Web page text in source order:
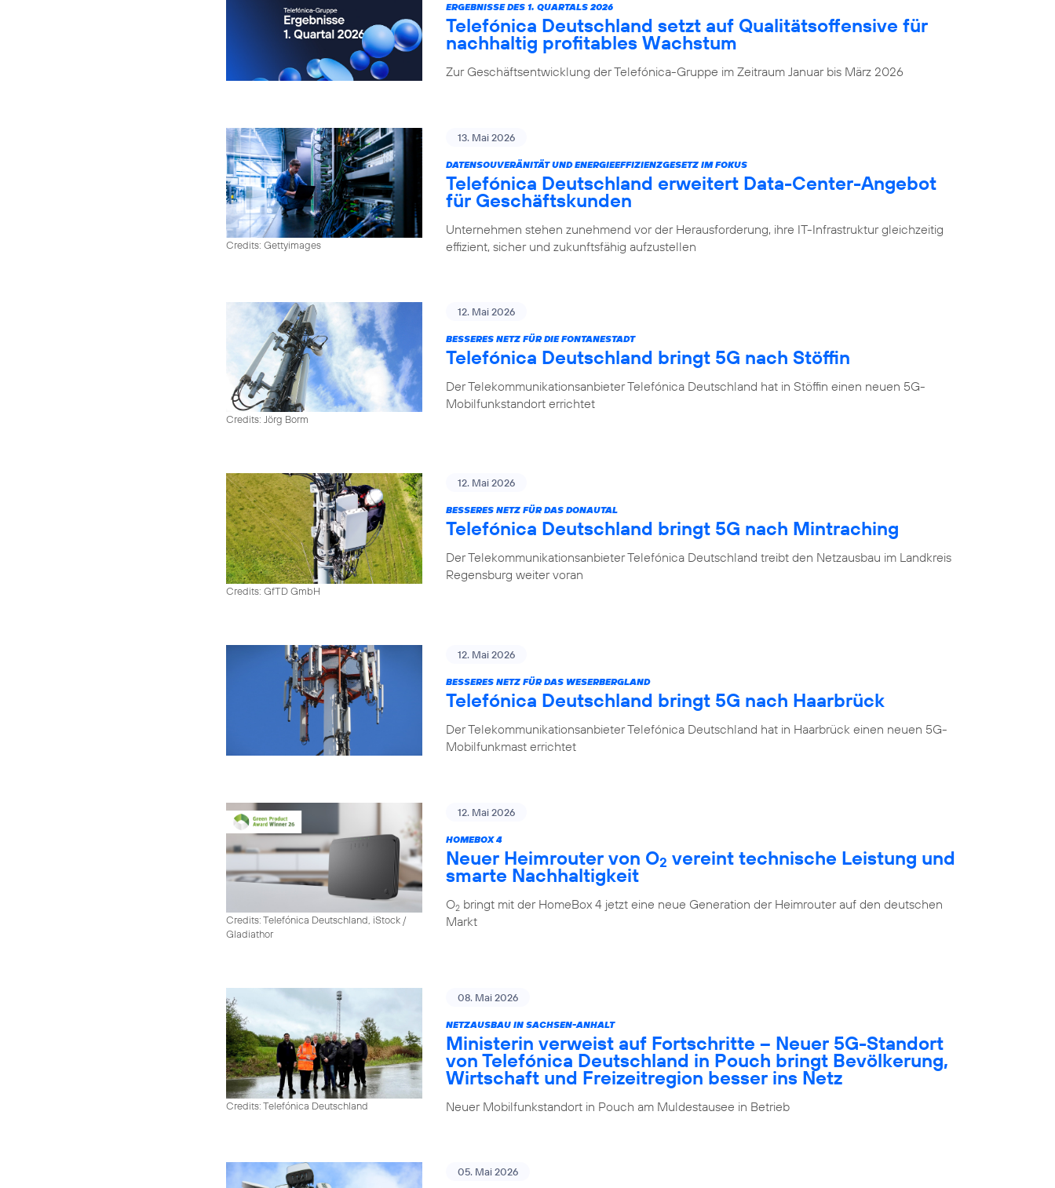
ERGEBNISSE DES 1. QUARTALS 2026
Telefónica Deutschland setzt auf Qualitätsoffensive für
nachhaltig profitables Wachstum
Zur Geschäftsentwicklung der Telefónica-Gruppe im Zeitraum Januar bis März 2026
Credits: Gettyimages
13. Mai 2026
DATENSOUVERÄNITÄT UND ENERGIEEFFIZIENZGESETZ IM FOKUS
Telefónica Deutschland erweitert Data-Center-Angebot
für Geschäftskunden
Unternehmen stehen zunehmend vor der Herausforderung, ihre IT-Infrastruktur gleichzeitig
effizient, sicher und zukunftsfähig aufzustellen
Credits: Jörg Borm
12. Mai 2026
BESSERES NETZ FÜR DIE FONTANESTADT
Telefónica Deutschland bringt 5G nach Stöffin
Der Telekommunikationsanbieter Telefónica Deutschland hat in Stöffin einen neuen 5G-
Mobilfunkstandort errichtet
Credits: GfTD GmbH
12. Mai 2026
BESSERES NETZ FÜR DAS DONAUTAL
Telefónica Deutschland bringt 5G nach Mintraching
Der Telekommunikationsanbieter Telefónica Deutschland treibt den Netzausbau im Landkreis
Regensburg weiter voran
12. Mai 2026
BESSERES NETZ FÜR DAS WESERBERGLAND
Telefónica Deutschland bringt 5G nach Haarbrück
Der Telekommunikationsanbieter Telefónica Deutschland hat in Haarbrück einen neuen 5G-
Mobilfunkmast errichtet
Credits: Telefónica Deutschland, iStock /
Gladiathor
12. Mai 2026
HOMEBOX 4
Neuer Heimrouter von O2 vereint technische Leistung und
smarte Nachhaltigkeit
O2 bringt mit der HomeBox 4 jetzt eine neue Generation der Heimrouter auf den deutschen
Markt
Credits: Telefónica Deutschland
08. Mai 2026
NETZAUSBAU IN SACHSEN-ANHALT
Ministerin verweist auf Fortschritte – Neuer 5G-Standort
von Telefónica Deutschland in Pouch bringt Bevölkerung,
Wirtschaft und Freizeitregion besser ins Netz
Neuer Mobilfunkstandort in Pouch am Muldestausee in Betrieb
05. Mai 2026